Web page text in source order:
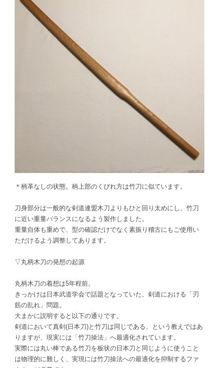
＊柄革なしの状態。柄上部のくびれ方は竹刀に似ています。
刀身部分は一般的な剣道連盟木刀よりもひと回り太めにし、竹刀
に近い重量バランスになるよう製作しました。
重量自体も重めで、型の確認だけでなく素振り稽古にもご使用い
ただけるよう調整してあります。
▽丸柄木刀の発想の起源
丸柄木刀の着想は5年程前。
きっかけは日本武道学会で話題となっていた、剣道における「刃
筋の乱れ」問題。
大まかに説明すると以下の通りです。
剣道において真剣(日本刀)と竹刀は同じである、という教えではあ
りますが、現実には「竹刀操法」へ最適化されています。
実際には丸い棒である竹刀を板状の日本刀と同じように使うこと
は物理的に難しく、実現には竹刀操法への最適化を抑制するファ